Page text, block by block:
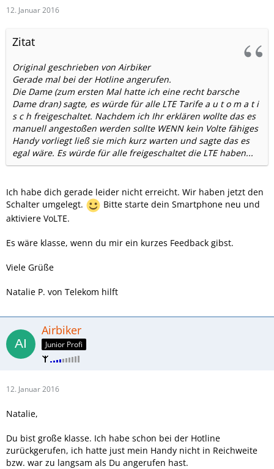
12. Januar 2016
Zitat
Original geschrieben von Airbiker
Gerade mal bei der Hotline angerufen.
Die Dame (zum ersten Mal hatte ich eine recht barsche
Dame dran) sagte, es würde für alle LTE Tarife a u t o m a t i
s c h freigeschaltet. Nachdem ich Ihr erklären wollte das es
manuell angestoßen werden sollte WENN kein Volte fähiges
Handy vorliegt ließ sie mich kurz warten und sagte das es
egal wäre. Es würde für alle freigeschaltet die LTE haben...
Ich habe dich gerade leider nicht erreicht. Wir haben jetzt den
Schalter umgelegt.
Bitte starte dein Smartphone neu und
aktiviere VoLTE.
Es wäre klasse, wenn du mir ein kurzes Feedback gibst.
Viele Grüße
Natalie P. von Telekom hilft
Airbiker
Junior Profi
12. Januar 2016
Natalie,
Du bist große klasse. Ich habe schon bei der Hotline
zurückgerufen, ich hatte just mein Handy nicht in Reichweite
bzw. war zu langsam als Du angerufen hast.